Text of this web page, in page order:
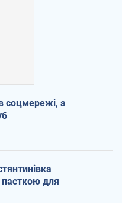
соцмережі, а
пасткою для